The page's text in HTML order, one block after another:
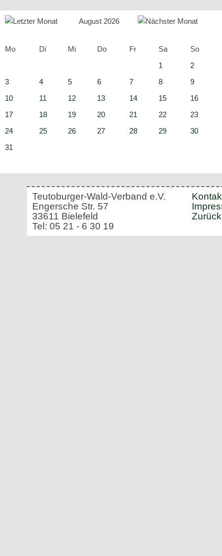
August 2026
Mo Di Mi Do Fr Sa
So
1
2
3
4 5 6 7 8
9
10
11 12 13 14 15
16
17
18 19 20 21 22
23
24
25 26 27 28 29
30
31
Teutoburger-Wald-Verband e.V.
Engersche Str. 57
33611 Bielefeld
Tel: 05 21 - 6 30 19
Zurück